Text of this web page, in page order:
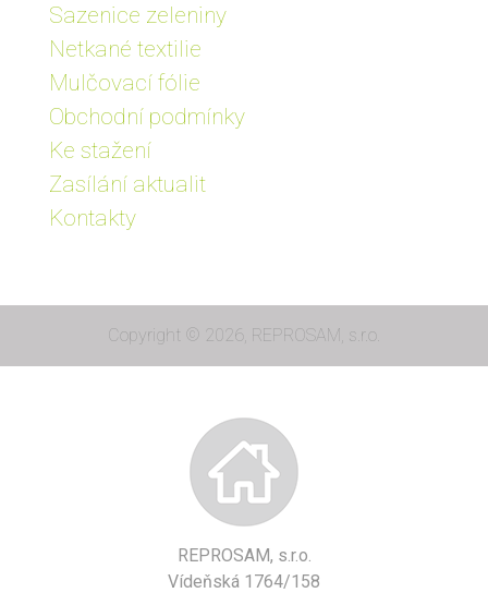
Sazenice zeleniny
Netkané textilie
Mulčovací fólie
Obchodní podmínky
Ke stažení
Zasílání aktualit
Kontakty
Copyright © 2026, REPROSAM, s.r.o.
REPROSAM, s.r.o.
Vídeňská 1764/158